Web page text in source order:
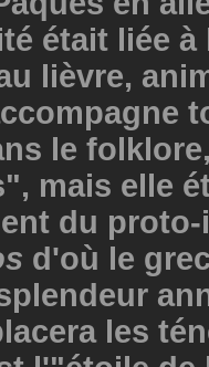
était liée
lièvre,
le
mais elle
du
d'où le
les